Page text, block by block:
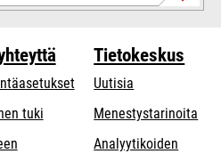
tukiopens
Tietokeskus
Uutisia
Menestystarinoita
Analyytikoiden